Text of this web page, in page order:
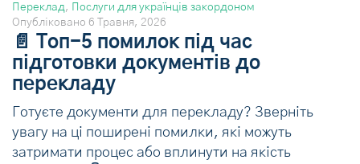
Переклад,
Послуги для українців закордоном
Опубліковано 6 Травня, 2026
📄 Топ-5 помилок під час
підготовки документів до
перекладу
Готуєте документи для перекладу? Зверніть
увагу на ці поширені помилки, які можуть
затримати процес або вплинути на якість